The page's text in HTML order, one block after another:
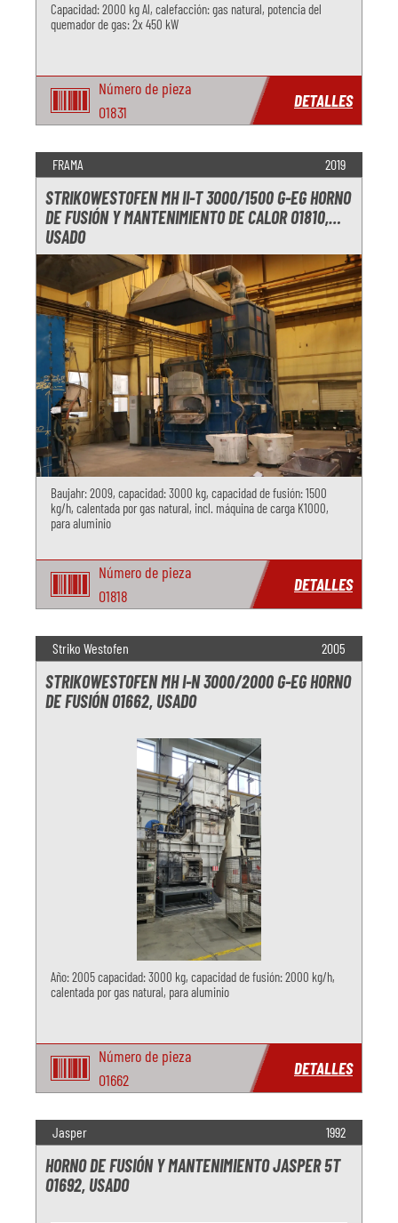
Capacidad: 2000 kg Al, calefacción: gas natural, potencia del
quemador de gas: 2x 450 kW
Número de pieza
O1831
DETALLES
FRAMA 2019
STRIKOWESTOFEN MH II-T 3000/1500 G-EG HORNO
DE FUSIÓN Y MANTENIMIENTO DE CALOR O1810,
USADO
Baujahr: 2009, capacidad: 3000 kg, capacidad de fusión: 1500
kg/h, calentada por gas natural, incl. máquina de carga K1000,
para aluminio
Número de pieza
O1818
DETALLES
Striko Westofen 2005
STRIKOWESTOFEN MH I-N 3000/2000 G-EG HORNO
DE FUSIÓN O1662, USADO
Año: 2005 capacidad: 3000 kg, capacidad de fusión: 2000 kg/h,
calentada por gas natural, para aluminio
Número de pieza
O1662
DETALLES
Jasper 1992
HORNO DE FUSIÓN Y MANTENIMIENTO JASPER 5T
O1692, USADO